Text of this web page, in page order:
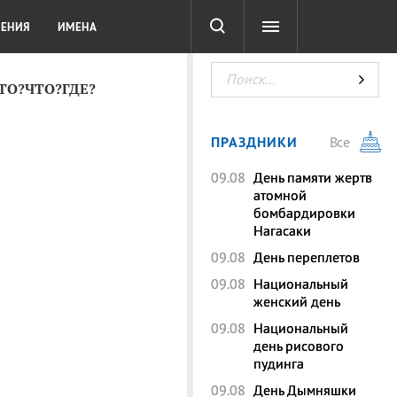
ТЕСТЫ
ИМЕНА
ПРАЗДНИКИ
Все
09.08 День памяти жертв
атомной
бомбардировки
Нагасаки
09.08 День переплетов
09.08 Национальный
женский день
09.08 Национальный
день рисового
пудинга
09.08 День Дымняшки